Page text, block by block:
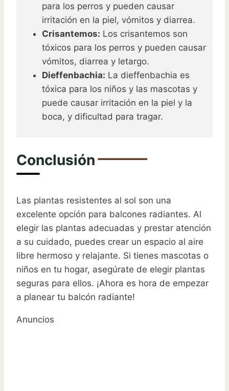
para los perros y pueden causar
irritación en la piel, vómitos y diarrea.
Crisantemos: Los crisantemos son
tóxicos para los perros y pueden causar
vómitos, diarrea y letargo.
Dieffenbachia: La dieffenbachia es
tóxica para los niños y las mascotas y
puede causar irritación en la piel y la
boca, y dificultad para tragar.
Conclusión
Las plantas resistentes al sol son una
excelente opción para balcones radiantes. Al
elegir las plantas adecuadas y prestar atención
a su cuidado, puedes crear un espacio al aire
libre hermoso y relajante. Si tienes mascotas o
niños en tu hogar, asegúrate de elegir plantas
seguras para ellos. ¡Ahora es hora de empezar
a planear tu balcón radiante!
Anuncios